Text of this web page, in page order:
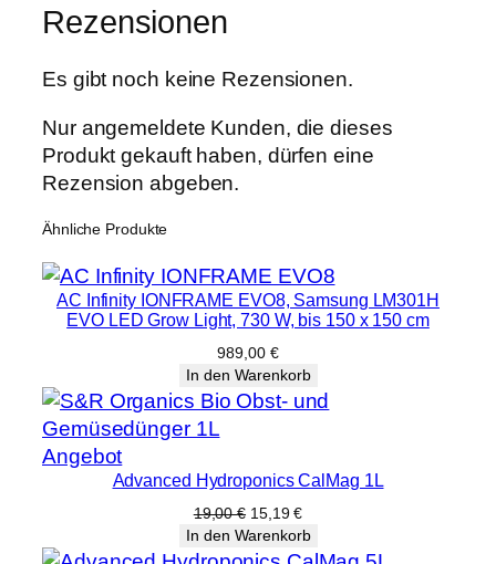
Rezensionen
Es gibt noch keine Rezensionen.
Nur angemeldete Kunden, die dieses
Produkt gekauft haben, dürfen eine
Rezension abgeben.
Ähnliche Produkte
AC Infinity IONFRAME EVO8, Samsung LM301H
EVO LED Grow Light, 730 W, bis 150 x 150 cm
989,00 €
In den Warenkorb
AngebotProdukt
im
Angebot
Advanced Hydroponics CalMag 1L
19,00€ Ursprünglicher
Preis
war:
15,19€Aktueller
Preis
ist:
In den Warenkorb